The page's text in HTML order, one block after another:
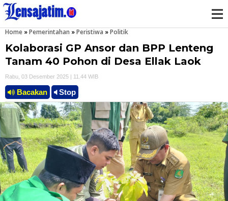
e
u
Home »Pemerintahan »Peristiwa »Politik
Kolaborasi GP Ansor dan BPP Lenteng
Tanam 40 Pohon di Desa Ellak Laok
Rabu, 03 Desember 2025 | 11.44 WIB
Bacakan Stop